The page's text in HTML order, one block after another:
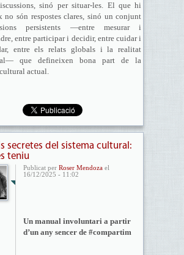
sinó per situar-les. El que hi
no són respostes clares, sinó un conjunt
persistents —entre mesurar i
entre participar i decidir, entre cuidar i
entre els relats globals i la realitat
que defineixen bona part de la
actual.
secretes del sistema cultural:
teniu
Publicat per Roser Mendozael
16/12/2025 - 11:02
Un manual involuntari a partir
d’un any sencer de #compartim